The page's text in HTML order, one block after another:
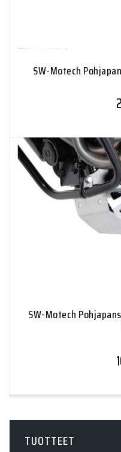
SW-Motech
SW-Motech
TUOTTEET